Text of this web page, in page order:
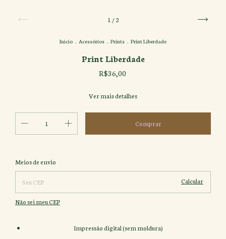
1 /2
Início . Acessórios . Prints . Print Liberdade
Print Liberdade
R$36,00
Ver mais detalhes
Entregas para o CEP:
Meios de envio
Calcular
Não sei meu CEP
Impressão digital (sem moldura)